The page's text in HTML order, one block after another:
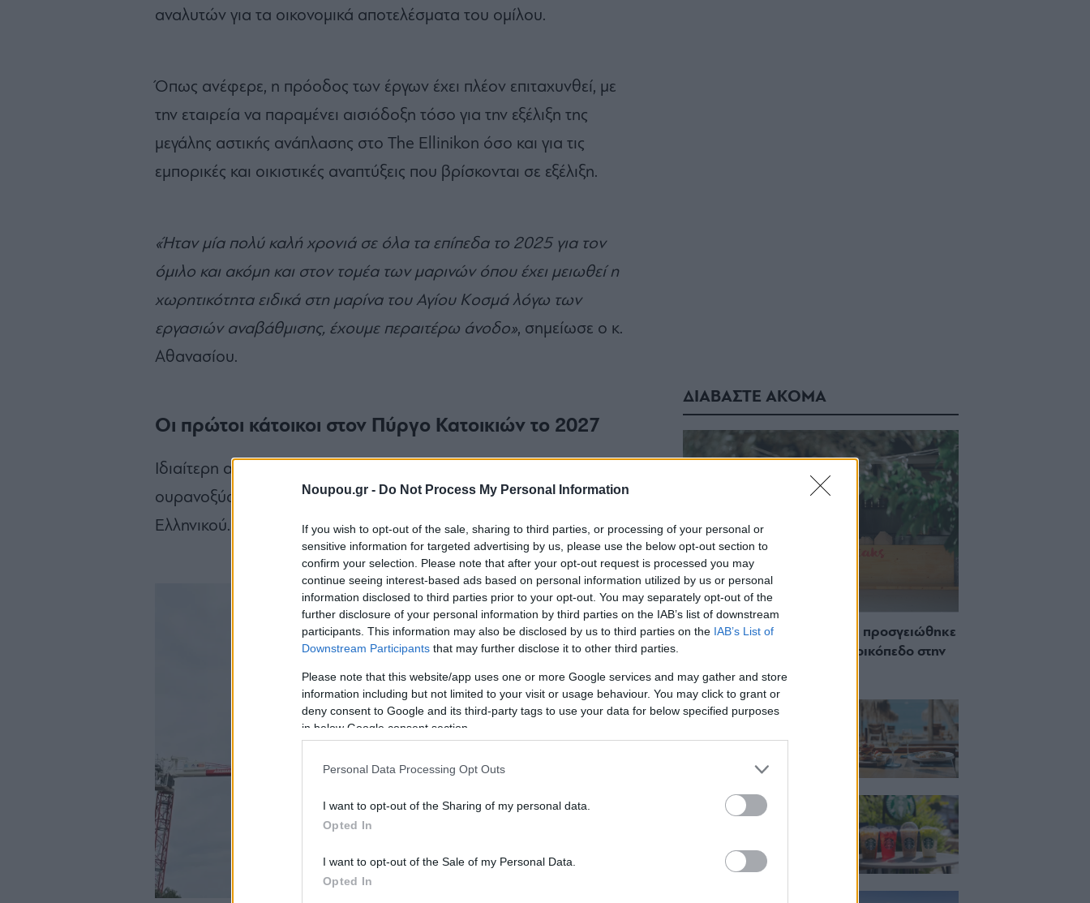
Noupou.gr - Do Not Process My Personal Information
If you wish to opt-out of the sale, sharing to third parties, or processing of your personal or
sensitive information for targeted advertising by us, please use the below opt-out section to
confirm your selection. Please note that after your opt-out request is processed you may
continue seeing interest-based ads based on personal information utilized by us or personal
information disclosed to third parties prior to your opt-out. You may separately opt-out of the
further disclosure of your personal information by third parties on the IAB’s list of downstream
participants. This information may also be disclosed by us to third parties on the IAB’s List of
Downstream Participants that may further disclose it to other third parties.
Please note that this website/app uses one or more Google services and may gather and store
information including but not limited to your visit or usage behaviour. You may click to grant or
deny consent to Google and its third-party tags to use your data for below specified purposes
in below Google consent section.
Personal Data Processing Opt Outs
I want to opt-out of the Sharing of my personal data.
Opted In
I want to opt-out of the Sale of my Personal Data.
Opted In
αναλυτών για τα οικονομικά αποτελέσματα του ομίλου.
Όπως ανέφερε, η πρόοδος των έργων έχει πλέον επιταχυνθεί, με
την εταιρεία να παραμένει αισιόδοξη τόσο για την εξέλιξη της
μεγάλης αστικής ανάπλασης στο The Ellinikon όσο και για τις
εμπορικές και οικιστικές αναπτύξεις που βρίσκονται σε εξέλιξη.
«Ήταν μία πολύ καλή χρονιά σε όλα τα επίπεδα το 2025 για τον
όμιλο και ακόμη και στον τομέα των μαρινών όπου έχει μειωθεί η
χωρητικότητα ειδικά στη μαρίνα του Αγίου Κοσμά λόγω των
εργασιών αναβάθμισης, έχουμε περαιτέρω άνοδο», σημείωσε ο κ.
Αθανασίου.
Οι πρώτοι κάτοικοι στον Πύργο Κατοικιών το 2027
Ιδιαίτερη αναφορά έγινε στην πορεία του Πύργου Κατοικιών, του
ουρανοξύστη που αναπτύσσεται στο παραλιακό μέτωπο του
Ελληνικού.
ΔΙΑΒΑΣΤΕ ΑΚΟΜΑ
Staks: Πώς μια cool καντίνα προσγειώθηκε
(και ρίζωσε) σε ένα αθέατο οικόπεδο στην
Ανάβυσσο
Από brunch μέχρι δείπνο
δίπλα στο κύμα: Γιατί στο
φαγητό του
Περιπέτεια, χαλάρωση ή
δροσιά; Βρήκαμε το ρόφημα